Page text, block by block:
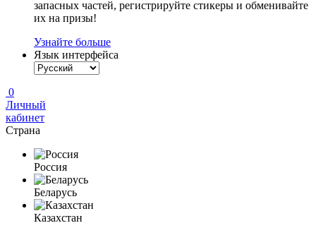
запасных частей, регистрируйте стикеры и обменивайте
их на призы!
Узнайте больше
Язык интерфейса
0
Личный
кабинет
Страна
Россия
Беларусь
Казахстан